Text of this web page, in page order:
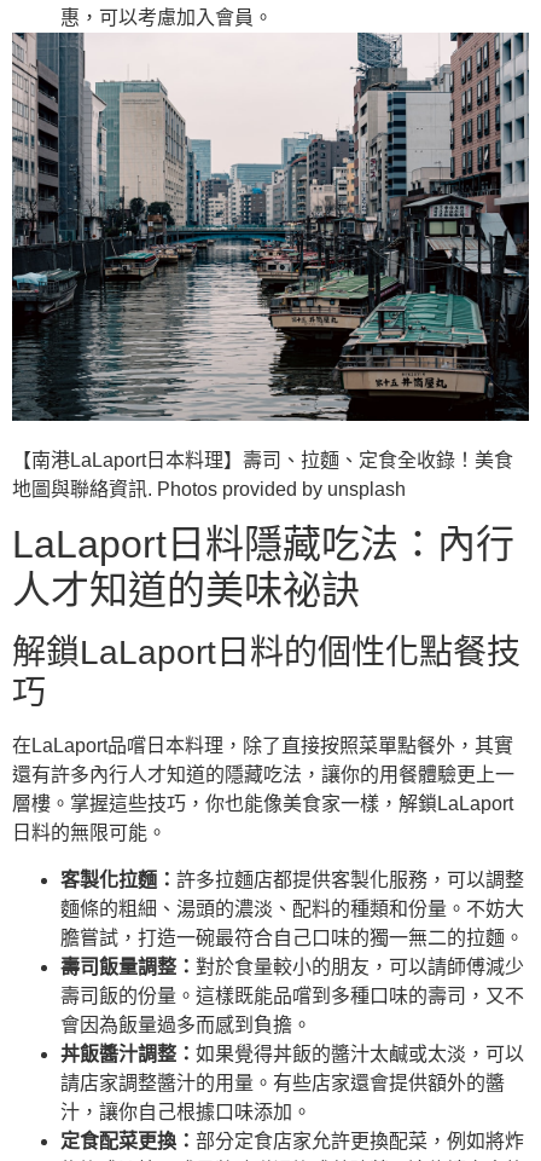
惠，可以考慮加入會員。
【南港LaLaport日本料理】壽司、拉麵、定食全收錄！美食
地圖與聯絡資訊. Photos provided by unsplash
LaLaport日料隱藏吃法：內行
人才知道的美味祕訣
解鎖LaLaport日料的個性化點餐技
巧
在LaLaport品嚐日本料理，除了直接按照菜單點餐外，其實
還有許多內行人才知道的隱藏吃法，讓你的用餐體驗更上一
層樓。掌握這些技巧，你也能像美食家一樣，解鎖LaLaport
日料的無限可能。
客製化拉麵： 許多拉麵店都提供客製化服務，可以調整
麵條的粗細、湯頭的濃淡、配料的種類和份量。不妨大
膽嘗試，打造一碗最符合自己口味的獨一無二的拉麵。
壽司飯量調整： 對於食量較小的朋友，可以請師傅減少
壽司飯的份量。這樣既能品嚐到多種口味的壽司，又不
會因為飯量過多而感到負擔。
丼飯醬汁調整： 如果覺得丼飯的醬汁太鹹或太淡，可以
請店家調整醬汁的用量。有些店家還會提供額外的醬
汁，讓你自己根據口味添加。
定食配菜更換： 部分定食店家允許更換配菜，例如將炸